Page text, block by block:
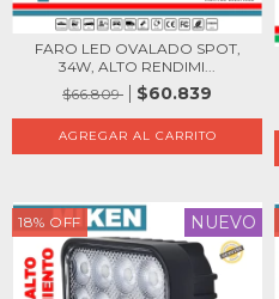
FARO LED OVALADO SPOT,
34W, ALTO RENDIMI...
$66.809
$60.839
18% OFF NUEVO